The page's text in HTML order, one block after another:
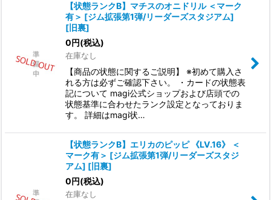
【状態ランクB】マチスのオニドリル ＜マーク
有＞ [ジム拡張第1弾/リーダーズスタジアム]
[旧裏]
0円(税込)
在庫なし
【商品の状態に関するご説明】 ※初めて購入さ
れる方は必ずご確認下さい。 ・カードの状態表
記について magi公式ショップおよび店頭での
状態基準に合わせたランク設定となっておりま
す。 詳細はmagi状…
【状態ランクB】エリカのピッピ 《LV.16》 ＜
マーク有＞ [ジム拡張第1弾/リーダーズスタジ
アム] [旧裏]
0円(税込)
在庫なし